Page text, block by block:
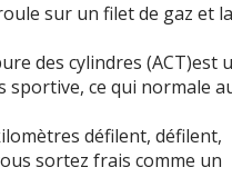
sur un filet de gaz et
des cylindres (ACT)est
sportive, ce qui normale
défilent, défilent,
sortez frais comme un